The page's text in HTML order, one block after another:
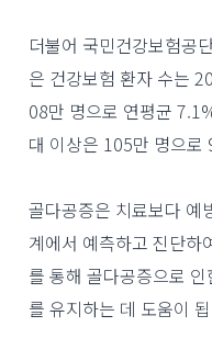
더불어 국민건강보험공
은 건강보험 환자 수는
08만 명으로 연평균
대 이상은 105만 명으
골다공증은 치료보다 예
계에서 예측하고 진단하
를 통해 골다공증으로
를 유지하는 데 도움이